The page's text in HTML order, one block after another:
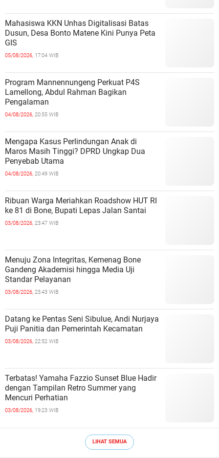
Mahasiswa KKN Unhas Digitalisasi Batas
Dusun, Desa Bonto Matene Kini Punya Peta
GIS
05/08/2026, 17:04 WIB
Program Mannennungeng Perkuat P4S
Lamellong, Abdul Rahman Bagikan
Pengalaman
04/08/2026, 20:55 WIB
Mengapa Kasus Perlindungan Anak di
Maros Masih Tinggi? DPRD Ungkap Dua
Penyebab Utama
04/08/2026, 20:49 WIB
Ribuan Warga Meriahkan Roadshow HUT RI
ke 81 di Bone, Bupati Lepas Jalan Santai
03/08/2026, 23:47 WIB
Menuju Zona Integritas, Kemenag Bone
Gandeng Akademisi hingga Media Uji
Standar Pelayanan
03/08/2026, 23:43 WIB
Datang ke Pentas Seni Sibulue, Andi Nurjaya
Puji Panitia dan Pemerintah Kecamatan
03/08/2026, 22:52 WIB
Terbatas! Yamaha Fazzio Sunset Blue Hadir
dengan Tampilan Retro Summer yang
Mencuri Perhatian
03/08/2026, 19:23 WIB
LIHAT SEMUA